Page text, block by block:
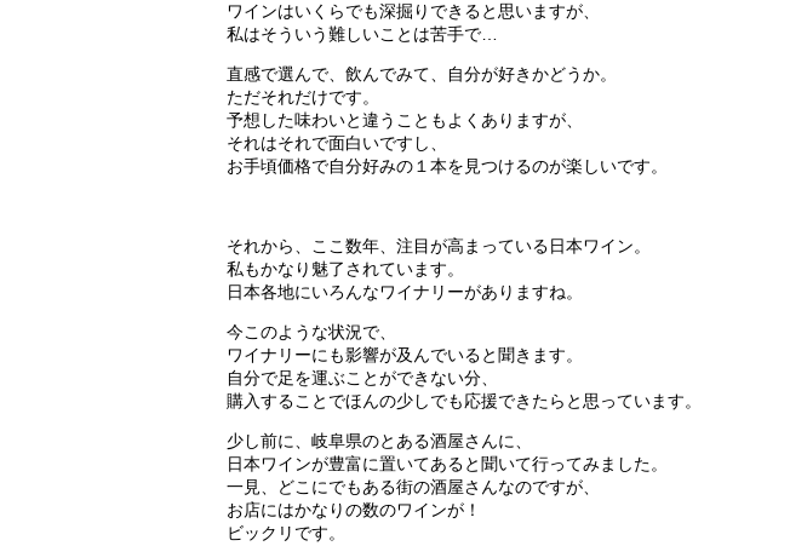
ワインはいくらでも深掘りできると思いますが、
私はそういう難しいことは苦手で…
直感で選んで、飲んでみて、自分が好きかどうか。
ただそれだけです。
予想した味わいと違うこともよくありますが、
それはそれで面白いですし、
お手頃価格で自分好みの１本を見つけるのが楽しいです。
それから、ここ数年、注目が高まっている日本ワイン。
私もかなり魅了されています。
日本各地にいろんなワイナリーがありますね。
今このような状況で、
ワイナリーにも影響が及んでいると聞きます。
自分で足を運ぶことができない分、
購入することでほんの少しでも応援できたらと思っています。
少し前に、岐阜県のとある酒屋さんに、
日本ワインが豊富に置いてあると聞いて行ってみました。
一見、どこにでもある街の酒屋さんなのですが、
お店にはかなりの数のワインが！
ビックリです。